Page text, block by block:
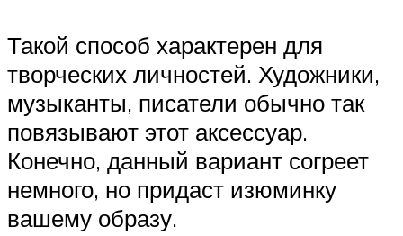
Такой способ характерен для
творческих личностей. Художники,
музыканты, писатели обычно так
повязывают этот аксессуар.
Конечно, данный вариант согреет
немного, но придаст изюминку
вашему образу.